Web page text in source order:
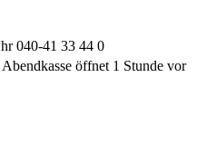
040-41 33 44 0
Abendkasse öffnet 1 Stunde vor